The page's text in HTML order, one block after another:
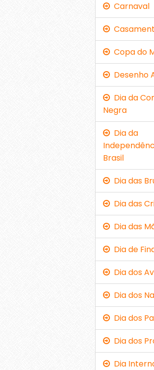
Carnaval
Copa do
Desenho
Dia da
Negra
Dia da
Brasil
Dia das
Dia das
Dia das
Dia de
Dia dos
Dia dos
Dia dos
Dia dos
Dia